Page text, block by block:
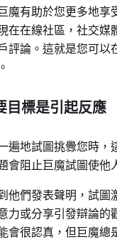
魔有助於您更多地享
在在線社區，社交媒
評論。這就是您可以
目標是引起反應
遍地試圖挑釁您時，
會阻止巨魔試圖使他
他們發表聲明，試圖
力或分享引發辯論的
會很認真，但巨魔總